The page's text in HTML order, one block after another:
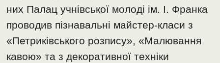
них Палац учнівської молоді ім. І. Франка
проводив пізнавальні майстер-класи з
«Петриківського розпису», «Малювання
кавою» та з декоративної техніки